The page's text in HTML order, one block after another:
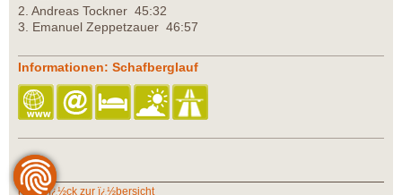
2. Andreas Tockner 45:32
3. Emanuel Zeppetzauer 46:57
Informationen: Schafberglauf
zurï¿½ck zur ï¿½bersicht